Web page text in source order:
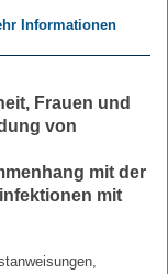
Informationen
Frauen und
von
mit der
mit